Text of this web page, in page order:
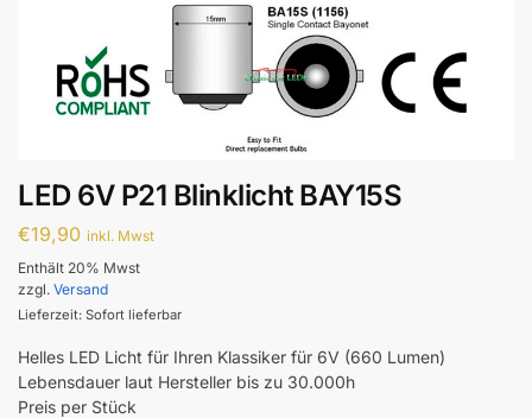
LED 6V P21 Blinklicht BAY15S
€19,90 inkl. Mwst
Enthält 20% Mwst
zzgl. Versand
Lieferzeit: Sofort lieferbar
Helles LED Licht für Ihren Klassiker für 6V (660 Lumen)
Lebensdauer laut Hersteller bis zu 30.000h
Preis per Stück